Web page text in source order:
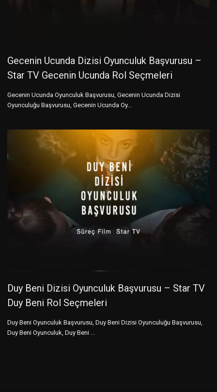
Gecenin Ucunda Dizisi Oyunculuk Başvurusu –
Star TV Gecenin Ucunda Rol Seçmeleri
Gecenin Ucunda Oyunculuk Başvurusu, Gecenin Ucunda Dizisi
Oyunculuğu Başvurusu, Gecenin Ucunda Oy...
Duy Beni Dizisi Oyunculuk Başvurusu – Star TV
Duy Beni Rol Seçmeleri
Duy Beni Oyunculuk Başvurusu, Duy Beni Dizisi Oyunculuğu Başvurusu,
Duy Beni Oyunculuk, Duy Beni ...